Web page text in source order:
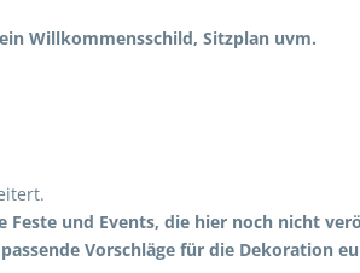
Willkommensschild, Sitzplan uvm.
und Events, die hier noch nicht
Vorschläge für die Dekoration